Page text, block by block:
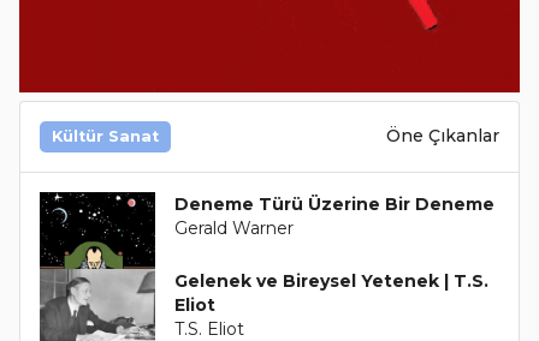
Kültür Sanat Öne Çıkanlar
Deneme Türü Üzerine Bir Deneme
Gerald Warner
Gelenek ve Bireysel Yetenek | T.S.
Eliot
T.S. Eliot